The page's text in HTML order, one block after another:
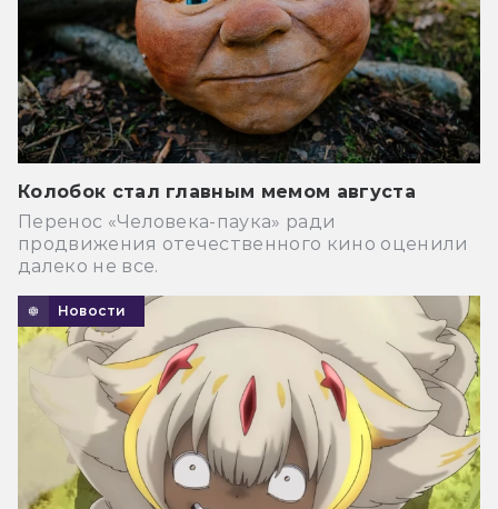
Колобок стал главным мемом августа
Перенос «Человека-паука» ради
продвижения отечественного кино оценили
далеко не все.
Новости